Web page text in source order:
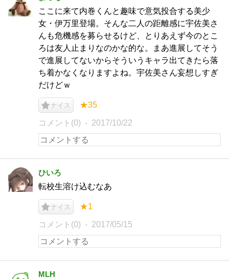
ここに来て内巻くんと趣味で意気投合する美少
女・伊万里登場。そんな二人の距離感に宇佐美さ
んも危機感を募らせるけど、とりあえず今のとこ
ろは友人止まりなのかな的な。まあ進展してそう
で進展してないからそういうキャラ出てきたら落
ち着かなくなりますよね。宇佐美さん妄想しすぎ
だけどｗ
ナイス ★35
コメント(0) 2017/10/22
ひいろ
転校生溶け込むなあ
ナイス ★1
コメント(0) 2017/05/15
MLH